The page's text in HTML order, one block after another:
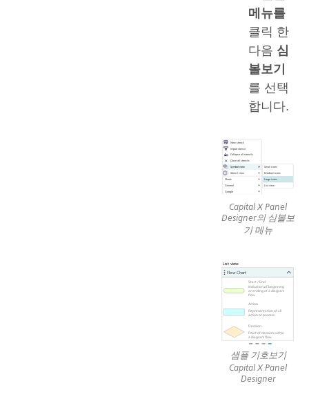
메뉴를
클릭 한
다음 심
볼보기
를 선택
합니다.
Capital X Panel
Designer의 심볼보
기 메뉴
샘플 기호보기
Capital X Panel
Designer